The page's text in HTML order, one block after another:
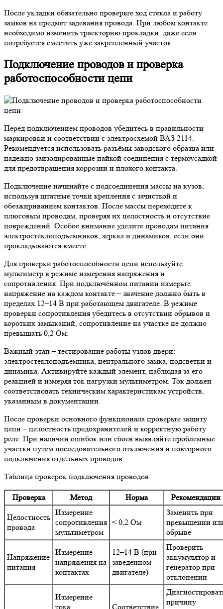
После укладки обязательно проверьте ход стекла и работу
замков на предмет задевания провода. При любом контакте
необходимо изменить траекторию прокладки, даже если
потребуется сместить уже закреплённый участок.
Подключение проводов и проверка
работоспособности цепи
Перед подключением проводов убедитесь в правильности
маркировки и соответствии с электросхемой ВАЗ 2114.
Рекомендуется использовать разъёмы заводского образца или
надежно заизолированные пайкой соединения с термоусадкой
для предотвращения коррозии и плохого контакта.
Подключение начинайте с подсоединения массы на кузов,
используя штатные точки крепления с зачисткой и
обезжириванием контактов. После массы переходите к
плюсовым проводам, проверяя их целостность и отсутствие
повреждений. Особое внимание уделите проводам питания
электростеклоподъемников, зеркал и динамиков, если они
прокладываются вместе.
Для проверки работоспособности цепи используйте
мультиметр в режиме измерения напряжения и
сопротивления. При подключённом питании измерьте
напряжение на каждом контакте – значение должно быть в
пределах 12–14 В при работающем двигателе. В режиме
проверки сопротивления убедитесь в отсутствии обрывов и
коротких замыканий, сопротивление на участке не должно
превышать 0,2 Ом.
Важный этап – тестирование работы узлов двери:
электростеклоподъемника, центрального замка, подсветки и
динамика. Активируйте каждый элемент, наблюдая за его
реакцией и измеряя ток нагрузки мультиметром. Ток должен
соответствовать техническим характеристикам устройств,
указанным в документации.
После проверки основного функционала проверьте защиту
цепи – целостность предохранителей и корректную работу
реле. При наличии ошибок или сбоев выявляйте проблемные
участки путем последовательного отключения и повторного
подключения отдельных проводов.
Таблица проверок подключения проводов:
Проверка Метод Норма Рекомендации
Целостность
провода
Измерение
сопротивления
мультиметром
< 0,2 Ом
Заменить при
превышении
обрыве
Напряжение
питания
Измерение
напряжения на
контактах
12–14 В (при
заведенном
двигателе)
Проверить
аккумулятор и
генератор при
отклонении
Измерение
тока
Соответствие
причину